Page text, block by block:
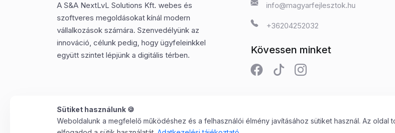
A S&A NextLvL Solutions Kft. webes és
szoftveres megoldásokat kínál modern
vállalkozások számára. Szenvedélyünk az
innováció, célunk pedig, hogy ügyfeleinkkel
együtt szintet lépjünk a digitális térben.
info@magyarfejlesztok.hu
+36204252032
Kövessen minket
©2025 Minden jog fenntartva. S&A NextLvL Solutions Kft.
Sütiket használunk 🍪
Weboldalunk a megfelelő működéshez és a felhasználói élmény javításához sütiket használ. Az oldal